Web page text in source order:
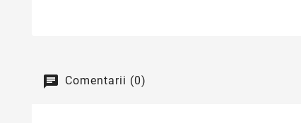
Comentarii (0)